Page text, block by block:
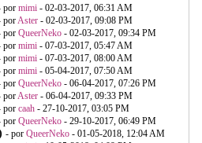
por mimi - 02-03-2017, 06:31 AM
porAster - 02-03-2017, 09:08 PM
por QueerNeko - 02-03-2017, 09:34 PM
por mimi - 07-03-2017, 05:47 AM
por mimi - 07-03-2017, 08:00 AM
por mimi - 05-04-2017, 07:50 AM
por QueerNeko - 06-04-2017, 07:26 PM
porAster - 06-04-2017, 09:33 PM
por caah - 27-10-2017, 03:05 PM
por QueerNeko - 29-10-2017, 06:49 PM
- por QueerNeko - 01-05-2018, 12:04 AM